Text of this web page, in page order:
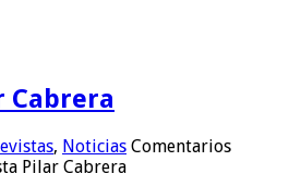
Cabrera
, Noticias Comentarios
Pilar Cabrera